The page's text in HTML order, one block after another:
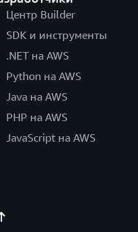
Центр Builder
SDK и инструменты
.NET на AWS
Python на AWS
Java на AWS
PHP на AWS
JavaScript на AWS